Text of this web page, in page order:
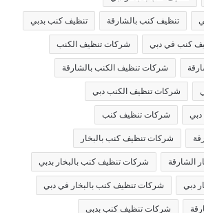
تنظيف كنب بالشارقة تنظيف كنب بدبي
كنب في دبي شركات تنظيف الكنب
شركات تنظيف الكنب بالشارقة
شركات تنظيف الكنب دبي
شركات تنظيف كنب
شركات تنظيف كنب بالبخار
الشارقة شركات تنظيف كنب بالبخار بدبي
دبي شركات تنظيف كنب بالبخار في دبي
شركات تنظيف كنب بدبي